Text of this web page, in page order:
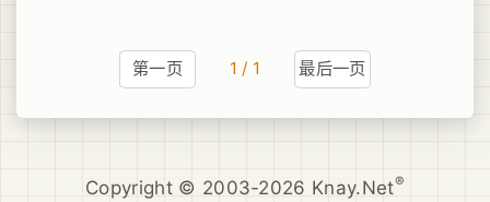
第一页 1 / 1 最后一页
Copyright © 2003-2026 Knay.Net®